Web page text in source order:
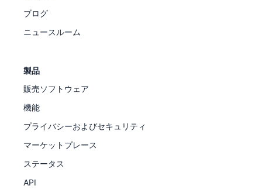
ブログ
ニュースルーム
製品
販売ソフトウェア
機能
プライバシーおよびセキュリティ
マーケットプレース
ステータス
API